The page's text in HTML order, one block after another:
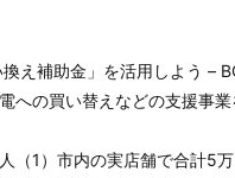
え補助金」を活用しよう –
への買い替えなどの支援事
（1）市内の実店舗で合計5